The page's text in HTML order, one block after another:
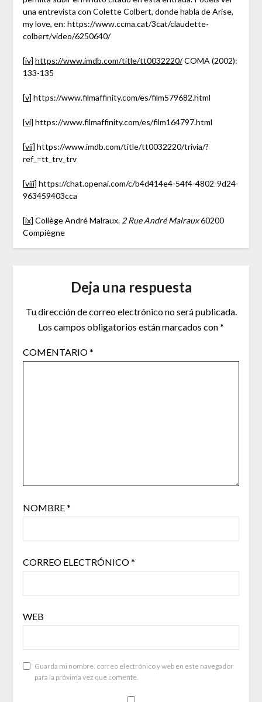
una entrevista con Colette Colbert, donde habla de Arise,
my love, en: https://www.ccma.cat/3cat/claudette-
colbert/video/6250640/
[iv] https://www.imdb.com/title/tt0032220/COMA (2002):
133-135
[v] https://www.filmaffinity.com/es/film579682.html
[vi] https://www.filmaffinity.com/es/film164797.html
[vii] https://www.imdb.com/title/tt0032220/trivia/?
ref_=tt_trv_trv
[viii] https://chat.openai.com/c/b4d414e4-54f4-4802-9d24-
963459403cca
[ix] Collège André Malraux. 2 Rue André Malraux60200
Compiègne
Deja una respuesta
Tu dirección de correo electrónico no será publicada.
Los campos obligatorios están marcados con*
COMENTARIO*
NOMBRE*
CORREO ELECTRÓNICO*
WEB
Guarda mi nombre, correo electrónico y web en este navegador
para la próxima vez que comente.